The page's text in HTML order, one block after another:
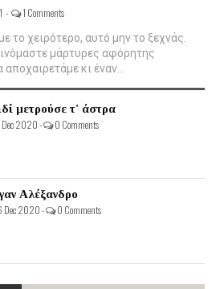
- 1 Comments
το χειρότερο, αυτό μην το ξεχνάς.
μάρτυρες αφόρητης
κι έναν...
μετρούσε τ' άστρα
Dec 2020 - 0 Comments
Αλέξανδρο
Dec 2020 - 0 Comments